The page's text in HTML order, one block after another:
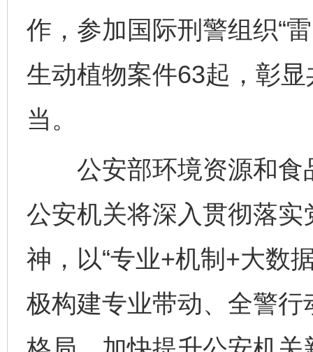
作，参加国际刑警组织“
生动植物案件63起，彰
当。
公安部环境资源和食
公安机关将深入贯彻落
神，以“专业+机制+大数
极构建专业带动、全警